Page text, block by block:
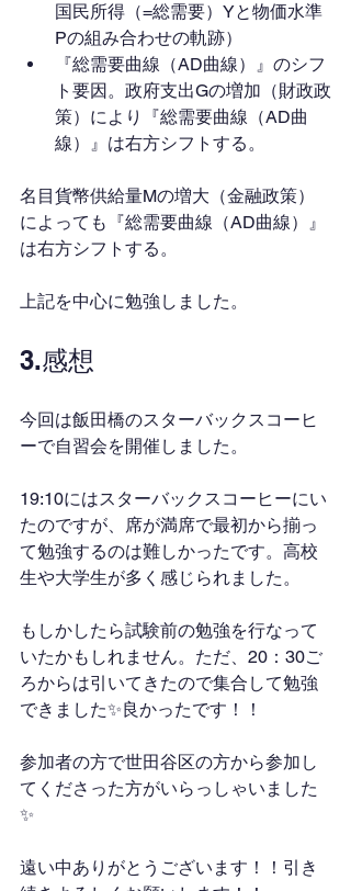
国民所得（=総需要）Yと物価水準
Pの組み合わせの軌跡）
『総需要曲線（AD曲線）』のシフ
ト要因。政府支出Gの増加（財政政
策）により『総需要曲線（AD曲
線）』は右方シフトする。
名目貨幣供給量Mの増大（金融政策）
によっても『総需要曲線（AD曲線）』
は右方シフトする。
上記を中心に勉強しました。
3.感想
今回は飯田橋のスターバックスコーヒ
ーで自習会を開催しました。
19:10にはスターバックスコーヒーにい
たのですが、席が満席で最初から揃っ
て勉強するのは難しかったです。高校
生や大学生が多く感じられました。
もしかしたら試験前の勉強を行なって
いたかもしれません。ただ、20：30ご
ろからは引いてきたので集合して勉強
できました✨良かったです！！
参加者の方で世田谷区の方から参加し
てくださった方がいらっしゃいました
✨
遠い中ありがとうございます！！引き